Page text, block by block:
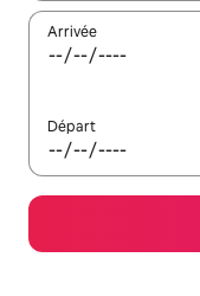
Arrivée
Départ